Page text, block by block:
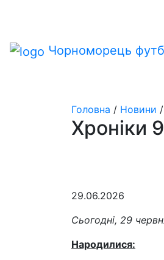
Чорноморець
Головна / Новини /
Хроніки
29.06.2026
Сьогодні, 29
Народилися: